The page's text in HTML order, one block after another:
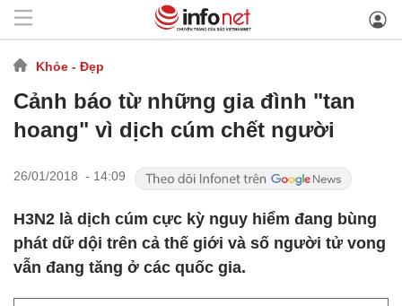
Khỏe - Đẹp
Cảnh báo từ những gia đình "tan
hoang" vì dịch cúm chết người
26/01/2018 - 14:09
H3N2 là dịch cúm cực kỳ nguy hiểm đang bùng
phát dữ dội trên cả thế giới và số người tử vong
vẫn đang tăng ở các quốc gia.